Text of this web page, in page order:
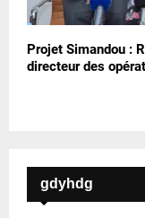
Projet Simandou :
directeur des
gdyhdg